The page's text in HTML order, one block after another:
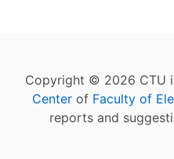
Copyright © 2026 CTU
Center of Faculty of
reports and